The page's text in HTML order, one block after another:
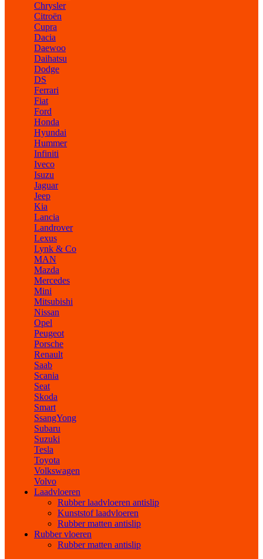
Chrysler
Citroën
Cupra
Dacia
Daewoo
Daihatsu
Dodge
DS
Ferrari
Fiat
Ford
Honda
Hyundai
Hummer
Infiniti
Iveco
Isuzu
Jaguar
Jeep
Kia
Lancia
Landrover
Lexus
Lynk & Co
MAN
Mazda
Mercedes
Mini
Mitsubishi
Nissan
Opel
Peugeot
Porsche
Renault
Saab
Scania
Seat
Skoda
Smart
SsangYong
Subaru
Suzuki
Tesla
Toyota
Volkswagen
Volvo
Laadvloeren
Rubber laadvloeren antislip
Kunststof laadvloeren
Rubber matten antislip
Rubber vloeren
Rubber matten antislip